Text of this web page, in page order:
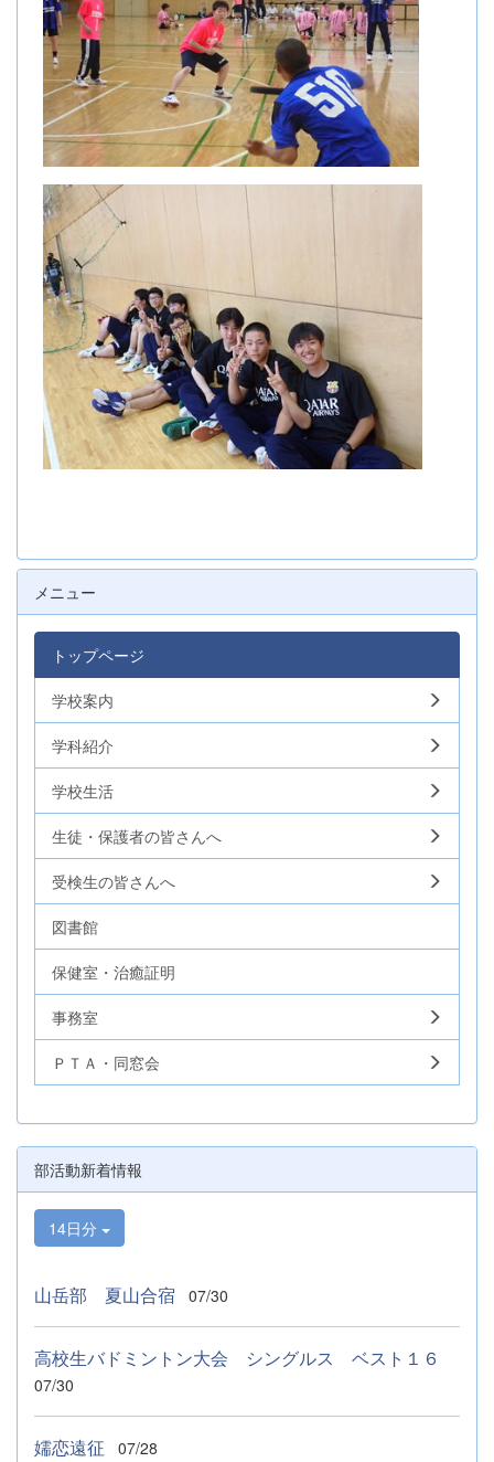
メニュー
トップページ
学校案内
学科紹介
学校生活
生徒・保護者の皆さんへ
受検生の皆さんへ
図書館
保健室・治癒証明
事務室
ＰＴＡ・同窓会
部活動新着情報
14日分
山岳部 夏山合宿 07/30
高校生バドミントン大会 シングルス ベスト１６
07/30
嬬恋遠征 07/28